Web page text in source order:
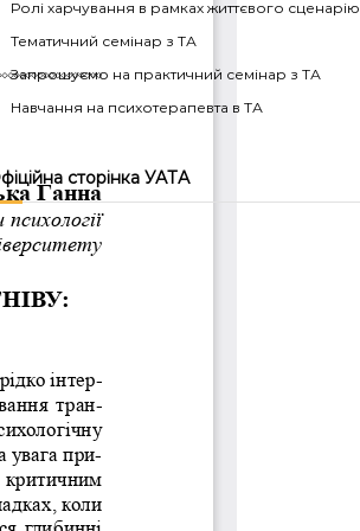
Ролі харчування в рамках життєвого сценарію
Тематичний семінар з ТА
Запрошуємо на практичний семінар з ТА
Навчання на психотерапевта в ТА
сторінка УАТА